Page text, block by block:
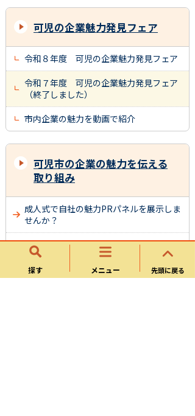
探す メニュー 先頭に戻る
可児の企業魅力発見フェア
令和８年度 可児の企業魅力発見フェア
令和７年度 可児の企業魅力発見フェア
（終了しました）
市内企業の魅力を動画で紹介
可児市の企業の魅力を伝える
取り組み
成人式で自社の魅力PRパネルを展示しま
せんか？
可児わくわくWorkプロジェクト
可児の企業魅力発見フェア